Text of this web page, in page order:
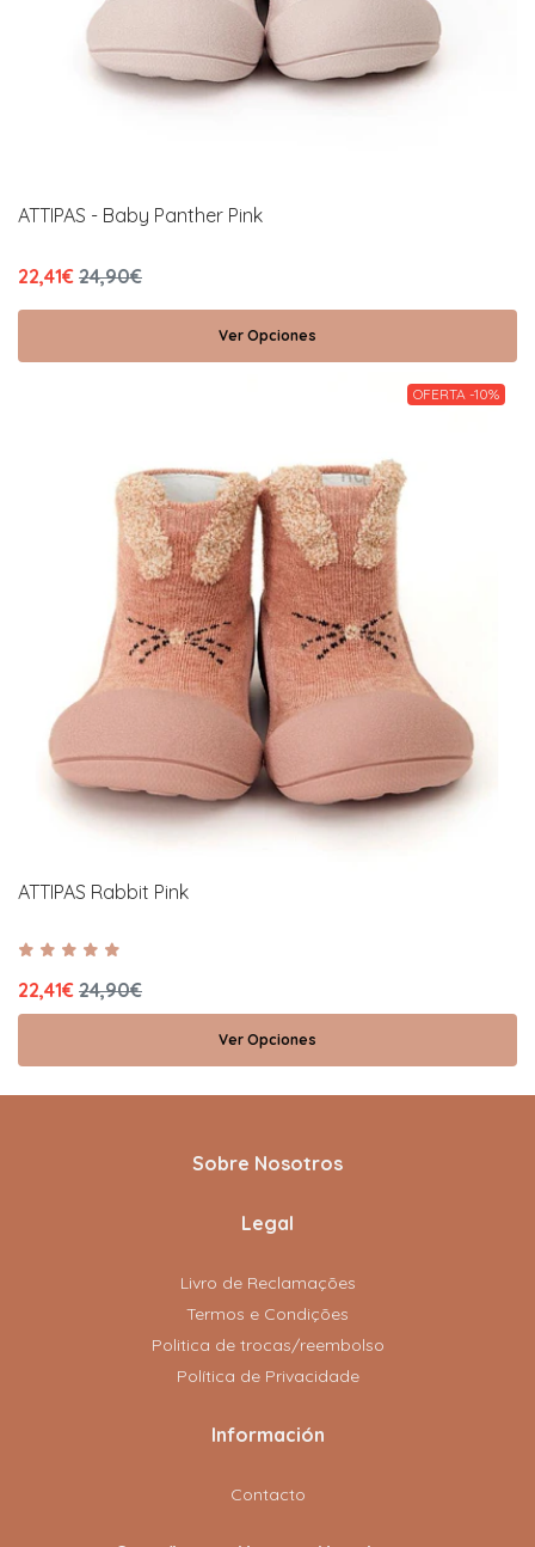
ATTIPAS - Baby Panther Pink
22,41€ 24,90€
Ver Opciones
OFERTA -10%
ATTIPAS Rabbit Pink
22,41€ 24,90€
Ver Opciones
Sobre Nosotros
Legal
Livro de Reclamações
Termos e Condições
Politica de trocas/reembolso
Política de Privacidade
Información
Contacto